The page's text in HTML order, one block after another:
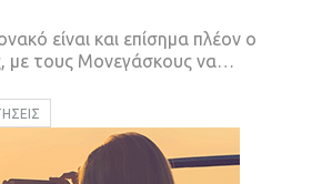
είναι και επίσημα πλέον ο
με τους Μονεγάσκους να…